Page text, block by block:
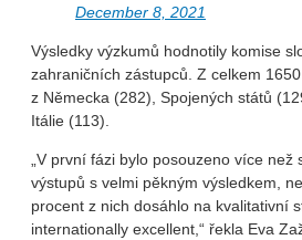
December 8, 2021
Výsledky výzkumů hodnotily komise
zahraničních zástupců. Z celkem
z Německa (282), Spojených států
Itálie (113).
„V první fázi bylo posouzeno více než
výstupů s velmi pěkným výsledkem,
procent z nich dosáhlo na kvalitativní
internationally excellent,“ řekla Eva